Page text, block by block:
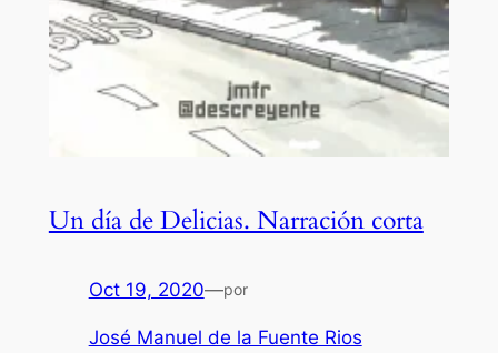
Un día de Delicias. Narración corta
Oct 19, 2020—por
José Manuel de la Fuente Rios